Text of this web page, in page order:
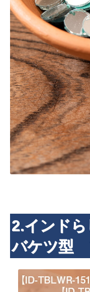
2.インド
バケツ型